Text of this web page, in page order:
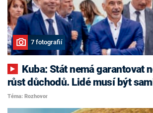
7 fotografií
růst důchodů. Lidé musí být
Téma: Rozhovor